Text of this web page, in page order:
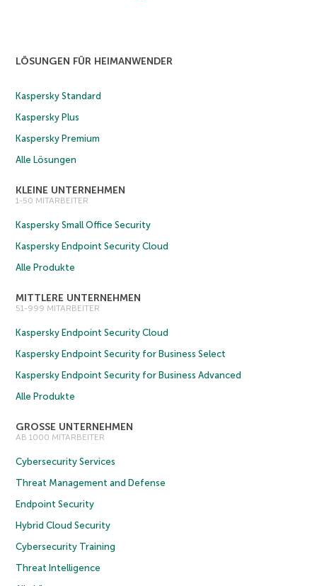
LÖSUNGEN FÜR HEIMANWENDER
Kaspersky Standard
Kaspersky Plus
Kaspersky Premium
Alle Lösungen
KLEINE UNTERNEHMEN
1-50 MITARBEITER
Kaspersky Small Office Security
Kaspersky Endpoint Security Cloud
Alle Produkte
MITTLERE UNTERNEHMEN
51-999 MITARBEITER
Kaspersky Endpoint Security Cloud
Kaspersky Endpoint Security for Business Select
Kaspersky Endpoint Security for Business Advanced
Alle Produkte
GROSSE UNTERNEHMEN
AB 1000 MITARBEITER
Cybersecurity Services
Threat Management and Defense
Endpoint Security
Hybrid Cloud Security
Cybersecurity Training
Threat Intelligence